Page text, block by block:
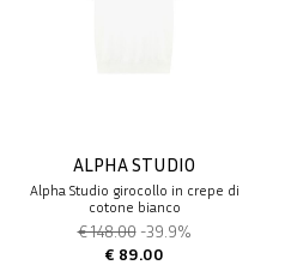
ALPHA STUDIO
Alpha Studio girocollo in crepe di
cotone bianco
€ 148.00 -39.9%
€ 89.00